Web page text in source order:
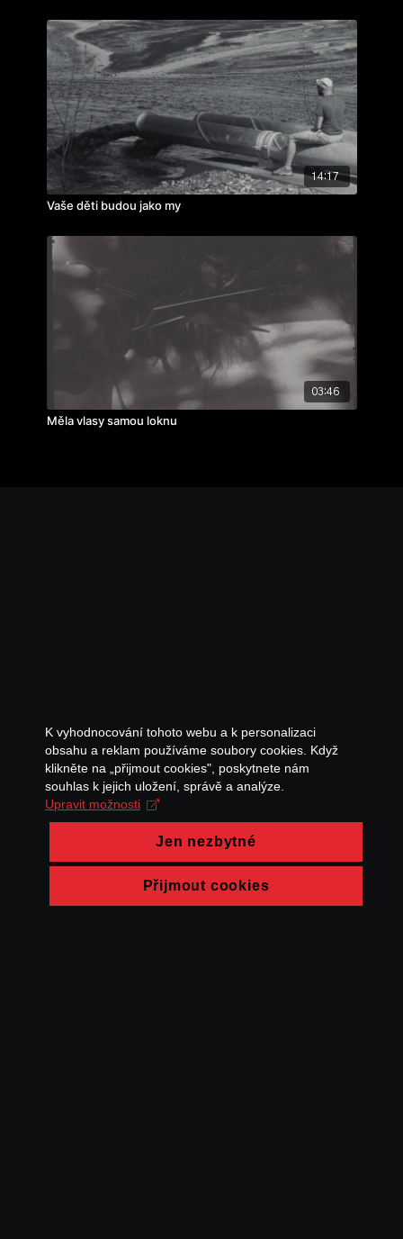
14:17
Vaše děti budou jako my
03:46
Měla vlasy samou loknu
K vyhodnocování tohoto webu a k personalizaci
obsahu a reklam používáme soubory cookies. Když
klikněte na „přijmout cookies", poskytnete nám
souhlas k jejich uložení, správě a analýze.
Upravit možnosti
Jen nezbytné
Přijmout cookies